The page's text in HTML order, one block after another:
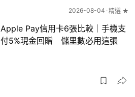
2026-08-04 精選 ★
Apple Pay信用卡6張比較｜手機支
付5%現金回贈 儲里數必用這張